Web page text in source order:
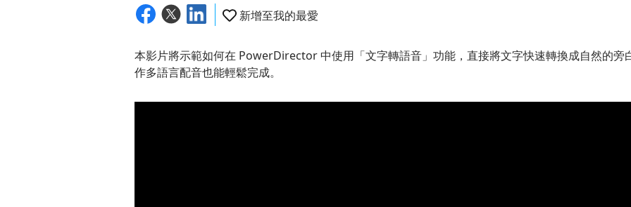
新增至我的最愛
本影片將示範如何在 PowerDirector 中使用「文字轉語音」功能，直接將文字快速轉換成自然的旁
作多語言配音也能輕鬆完成。